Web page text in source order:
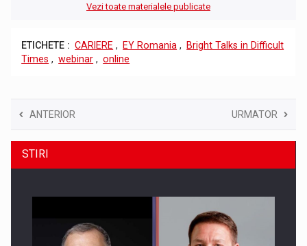
Vezi toate materialele publicate
ETICHETE : CARIERE , EY Romania ,
Bright Talks in Difficult
Times , webinar , online
ANTERIOR URMATOR
STIRI